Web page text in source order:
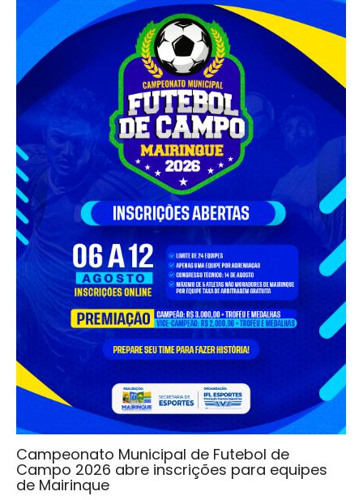
Campeonato Municipal de Futebol de
Campo 2026 abre inscrições para equipes
de Mairinque